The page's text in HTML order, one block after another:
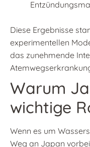
Diese Ergebnisse
experimentellen
das zunehmende
Warum
wichtige
Wenn es um
Weg an Japan